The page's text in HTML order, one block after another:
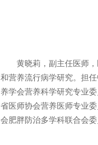
黄晓莉，副主任医师
和营养流行病学研究。担
养学会营养科学研究专业
省医师协会营养医师专业
会肥胖防治多学科联合会